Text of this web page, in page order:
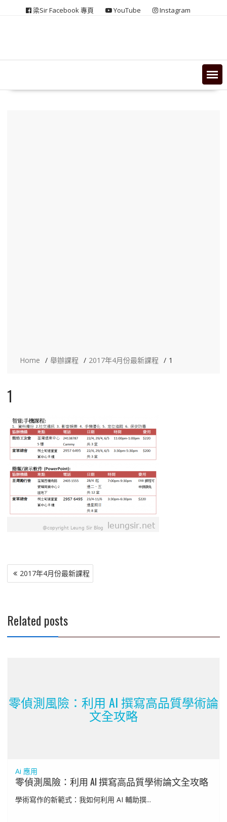
梁Sir Facebook 專頁 YouTube Instagram
Home 舉辦課程 2017年4月份最新課程 1
1
文
章
2017年4月份最新課程
Related posts
零偵測風險：利用 AI 撰寫高品質學術論
文全攻略
Ai 應用
零偵測風險：利用 AI 撰寫高品質學術論文全攻略
學術寫作的新範式：我如何利用 AI 輔助撰...